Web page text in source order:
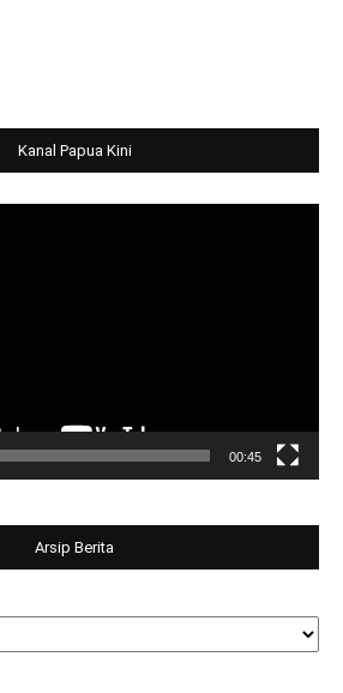
Kanal Papua Kini
00:45
Arsip Berita